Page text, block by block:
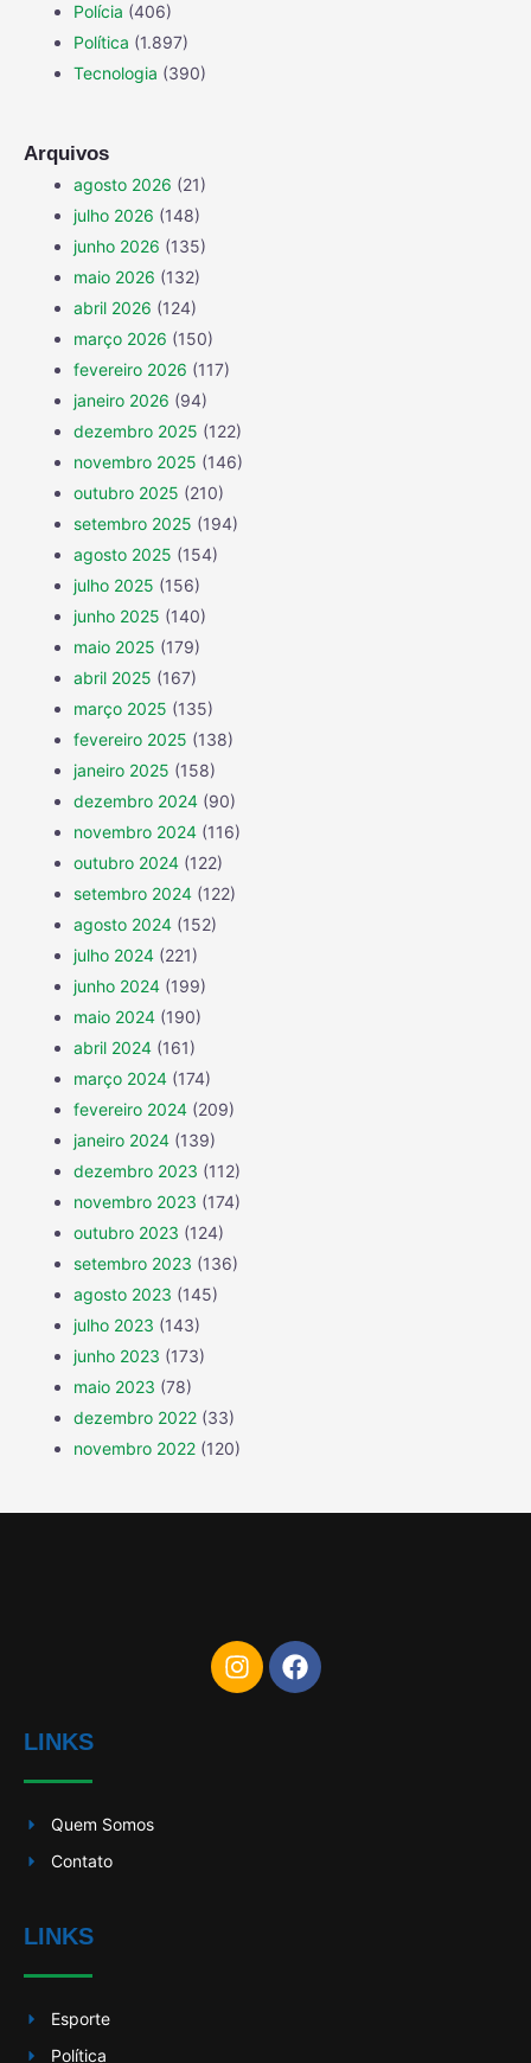
Polícia (406)
Política (1.897)
Tecnologia (390)
Arquivos
agosto 2026 (21)
julho 2026 (148)
junho 2026 (135)
maio 2026 (132)
abril 2026 (124)
março 2026 (150)
fevereiro 2026 (117)
janeiro 2026 (94)
dezembro 2025 (122)
novembro 2025 (146)
outubro 2025 (210)
setembro 2025 (194)
agosto 2025 (154)
julho 2025 (156)
junho 2025 (140)
maio 2025 (179)
abril 2025 (167)
março 2025 (135)
fevereiro 2025 (138)
janeiro 2025 (158)
dezembro 2024 (90)
novembro 2024 (116)
outubro 2024 (122)
setembro 2024 (122)
agosto 2024 (152)
julho 2024 (221)
junho 2024 (199)
maio 2024 (190)
abril 2024 (161)
março 2024 (174)
fevereiro 2024 (209)
janeiro 2024 (139)
dezembro 2023 (112)
novembro 2023 (174)
outubro 2023 (124)
setembro 2023 (136)
agosto 2023 (145)
julho 2023 (143)
junho 2023 (173)
maio 2023 (78)
dezembro 2022 (33)
novembro 2022 (120)
LINKS
Quem Somos
Contato
LINKS
Esporte
Política